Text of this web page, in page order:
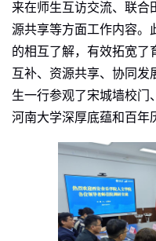
来在师生互访交流、联合
源共享等方面工作内容。
的相互了解，有效拓宽了
互补、资源共享、协同发
生一行参观了宋城墙校门
河南大学深厚底蕴和百年